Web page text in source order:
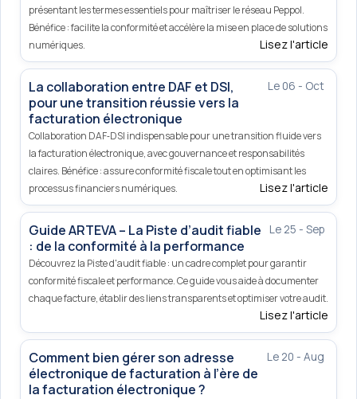
présentant les termes essentiels pour maîtriser le réseau Peppol.
Bénéfice : facilite la conformité et accélère la mise en place de solutions
numériques.
Lisez l'article
Le 06 - Oct
La collaboration entre DAF et DSI,
pour une transition réussie vers la
facturation électronique
Collaboration DAF‑DSI indispensable pour une transition fluide vers
la facturation électronique, avec gouvernance et responsabilités
claires. Bénéfice : assure conformité fiscale tout en optimisant les
processus financiers numériques.
Lisez l'article
Le 25 - Sep
Guide ARTEVA – La Piste d’audit fiable
: de la conformité à la performance
Découvrez la Piste d'audit fiable : un cadre complet pour garantir
conformité fiscale et performance. Ce guide vous aide à documenter
chaque facture, établir des liens transparents et optimiser votre audit.
Lisez l'article
Le 20 - Aug
Comment bien gérer son adresse
électronique de facturation à l’ère de
la facturation électronique ?